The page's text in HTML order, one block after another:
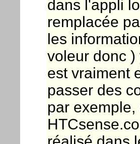
dans l'appli
remplacée
les
voleur donc )
est vraiment
passer des
par